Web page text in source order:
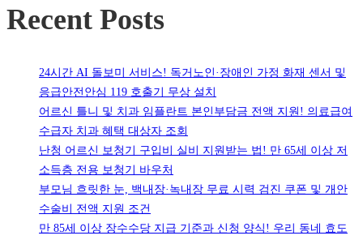
Recent Posts
24시간 AI 돌보미 서비스! 독거노인·장애인 가정 화재 센서 및
응급안전안심 119 호출기 무상 설치
어르신 틀니 및 치과 임플란트 본인부담금 전액 지원! 의료급여
수급자 치과 혜택 대상자 조회
난청 어르신 보청기 구입비 실비 지원받는 법! 만 65세 이상 저
소득층 전용 보청기 바우처
부모님 흐릿한 눈, 백내장·녹내장 무료 시력 검진 쿠폰 및 개안
수술비 전액 지원 조건
만 85세 이상 장수수당 지급 기준과 신청 양식! 우리 동네 효도